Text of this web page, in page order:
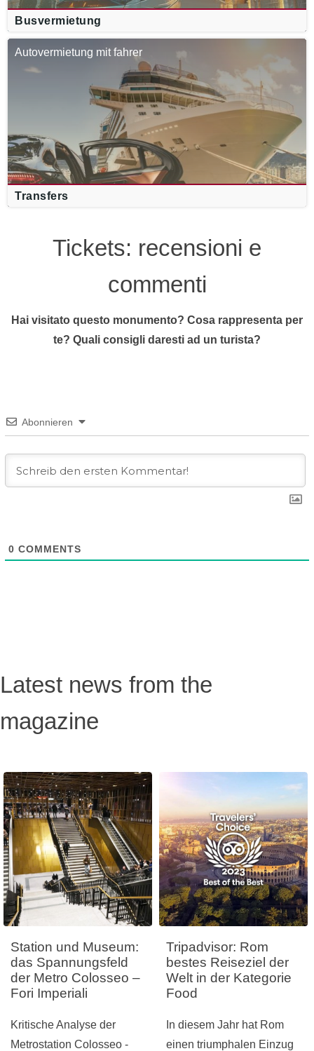
Busvermietung
Transfers
Autovermietung mit fahrer
Tickets: recensioni e
commenti
Hai visitato questo monumento? Cosa rappresenta per
te? Quali consigli daresti ad un turista?
Abonnieren
0 COMMENTS
Latest news from the
magazine
Station und Museum:
das Spannungsfeld
der Metro Colosseo –
Fori Imperiali
Kritische Analyse der
Metrostation Colosseo -
Tripadvisor: Rom
bestes Reiseziel der
Welt in der Kategorie
Food
In diesem Jahr hat Rom
einen triumphalen Einzug